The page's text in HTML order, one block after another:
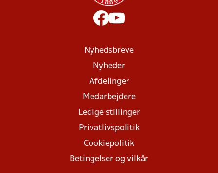
Nyhedsbreve
Nyheder
Afdelinger
Medarbejdere
Ledige stillinger
Privatlivspolitik
Cookiepolitik
Betingelser og vilkår